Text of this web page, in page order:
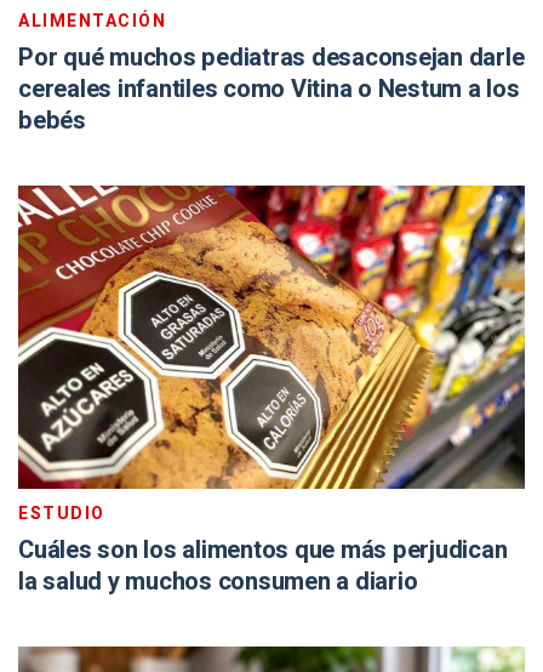
ALIMENTACIÓN
Por qué muchos pediatras desaconsejan darle
cereales infantiles como Vitina o Nestum a los
bebés
ESTUDIO
Cuáles son los alimentos que más perjudican
la salud y muchos consumen a diario